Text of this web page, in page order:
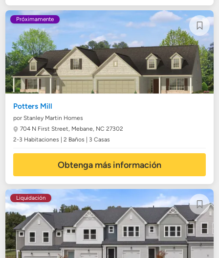
Próximamente
Potters Mill
por Stanley Martin Homes
704 N First Street, Mebane, NC 27302
2-3 Habitaciones | 2 Baños | 3 Casas
Obtenga más información
Liquidación